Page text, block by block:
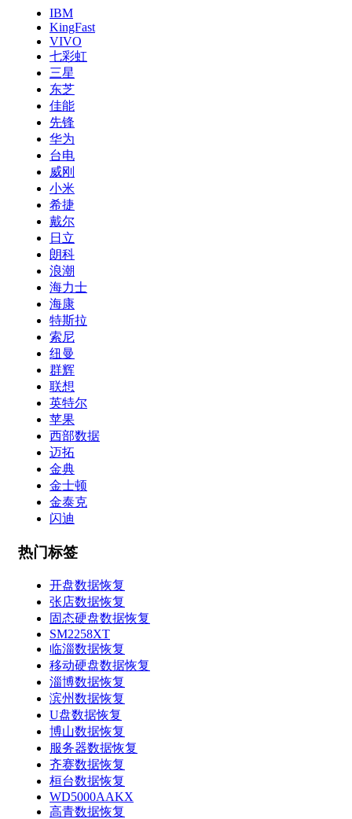
IBM
KingFast
VIVO
七彩虹
三星
东芝
佳能
先锋
华为
台电
威刚
小米
希捷
戴尔
日立
朗科
浪潮
海力士
海康
特斯拉
索尼
纽曼
群辉
联想
英特尔
苹果
西部数据
迈拓
金典
金士顿
金泰克
闪迪
热门标签
开盘数据恢复
张店数据恢复
固态硬盘数据恢复
SM2258XT
临淄数据恢复
移动硬盘数据恢复
淄博数据恢复
滨州数据恢复
U盘数据恢复
博山数据恢复
服务器数据恢复
齐赛数据恢复
桓台数据恢复
WD5000AAKX
高青数据恢复